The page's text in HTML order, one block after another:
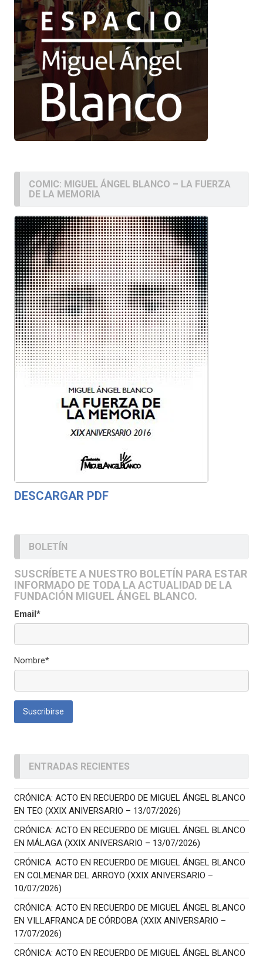
COMIC: MIGUEL ÁNGEL BLANCO – LA FUERZA
DE LA MEMORIA
DESCARGAR PDF
BOLETÍN
SUSCRÍBETE A NUESTRO BOLETÍN PARA ESTAR
INFORMADO DE TODA LA ACTUALIDAD DE LA
FUNDACIÓN MIGUEL ÁNGEL BLANCO.
Email*
Nombre*
ENTRADAS RECIENTES
CRÓNICA: ACTO EN RECUERDO DE MIGUEL ÁNGEL BLANCO
EN TEO (XXIX ANIVERSARIO – 13/07/2026)
CRÓNICA: ACTO EN RECUERDO DE MIGUEL ÁNGEL BLANCO
EN MÁLAGA (XXIX ANIVERSARIO – 13/07/2026)
CRÓNICA: ACTO EN RECUERDO DE MIGUEL ÁNGEL BLANCO
EN COLMENAR DEL ARROYO (XXIX ANIVERSARIO –
10/07/2026)
CRÓNICA: ACTO EN RECUERDO DE MIGUEL ÁNGEL BLANCO
EN VILLAFRANCA DE CÓRDOBA (XXIX ANIVERSARIO –
17/07/2026)
CRÓNICA: ACTO EN RECUERDO DE MIGUEL ÁNGEL BLANCO